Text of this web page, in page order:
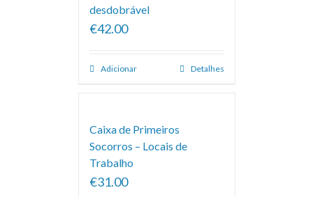
desdobrável
€42.00
Adicionar Detalhes
Caixa de Primeiros
Socorros – Locais de
Trabalho
€31.00